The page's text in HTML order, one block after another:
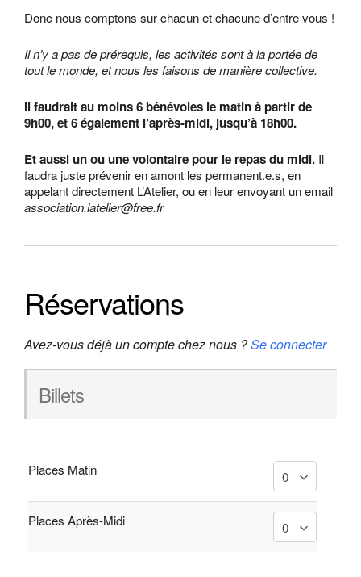
Donc nous comptons sur chacun et chacune d’entre vous !
Il n’y a pas de prérequis, les activités sont à la portée de
tout le monde, et nous les faisons de manière collective.
Il faudrait au moins 6 bénévoles le matin à partir de
9h00, et 6 également l’après-midi, jusqu’à 18h00.
Et aussi un ou une volontaire pour le repas du midi. Il
faudra juste prévenir en amont les permanent.e.s, en
appelant directement L’Atelier, ou en leur envoyant un email
association.latelier@free.fr
Réservations
Avez-vous déjà un compte chez nous ?Se connecter
Billets
Places Matin
Places Après-Midi